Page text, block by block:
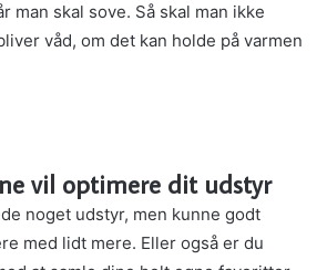
man skal sove. Så skal man ikke
våd, om det kan holde på varmen
vil optimere dit udstyr
noget udstyr, men kunne godt
med lidt mere. Eller også er du